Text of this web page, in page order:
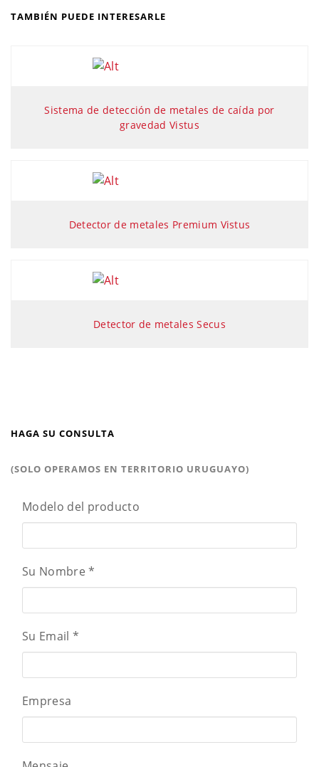
TAMBIÉN PUEDE INTERESARLE
Sistema de detección de metales de caída por
gravedad Vistus
Detector de metales Premium Vistus
Detector de metales Secus
HAGA SU CONSULTA
(SOLO OPERAMOS EN TERRITORIO URUGUAYO)
Modelo del producto
Su Nombre*
Su Email *
Empresa